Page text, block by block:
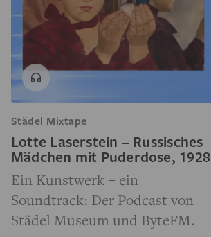
Städel Mixtape
Lotte Laserstein – Russisches
Mädchen mit Puderdose, 1928
Ein Kunstwerk – ein
Soundtrack: Der Podcast von
Städel Museum und ByteFM.